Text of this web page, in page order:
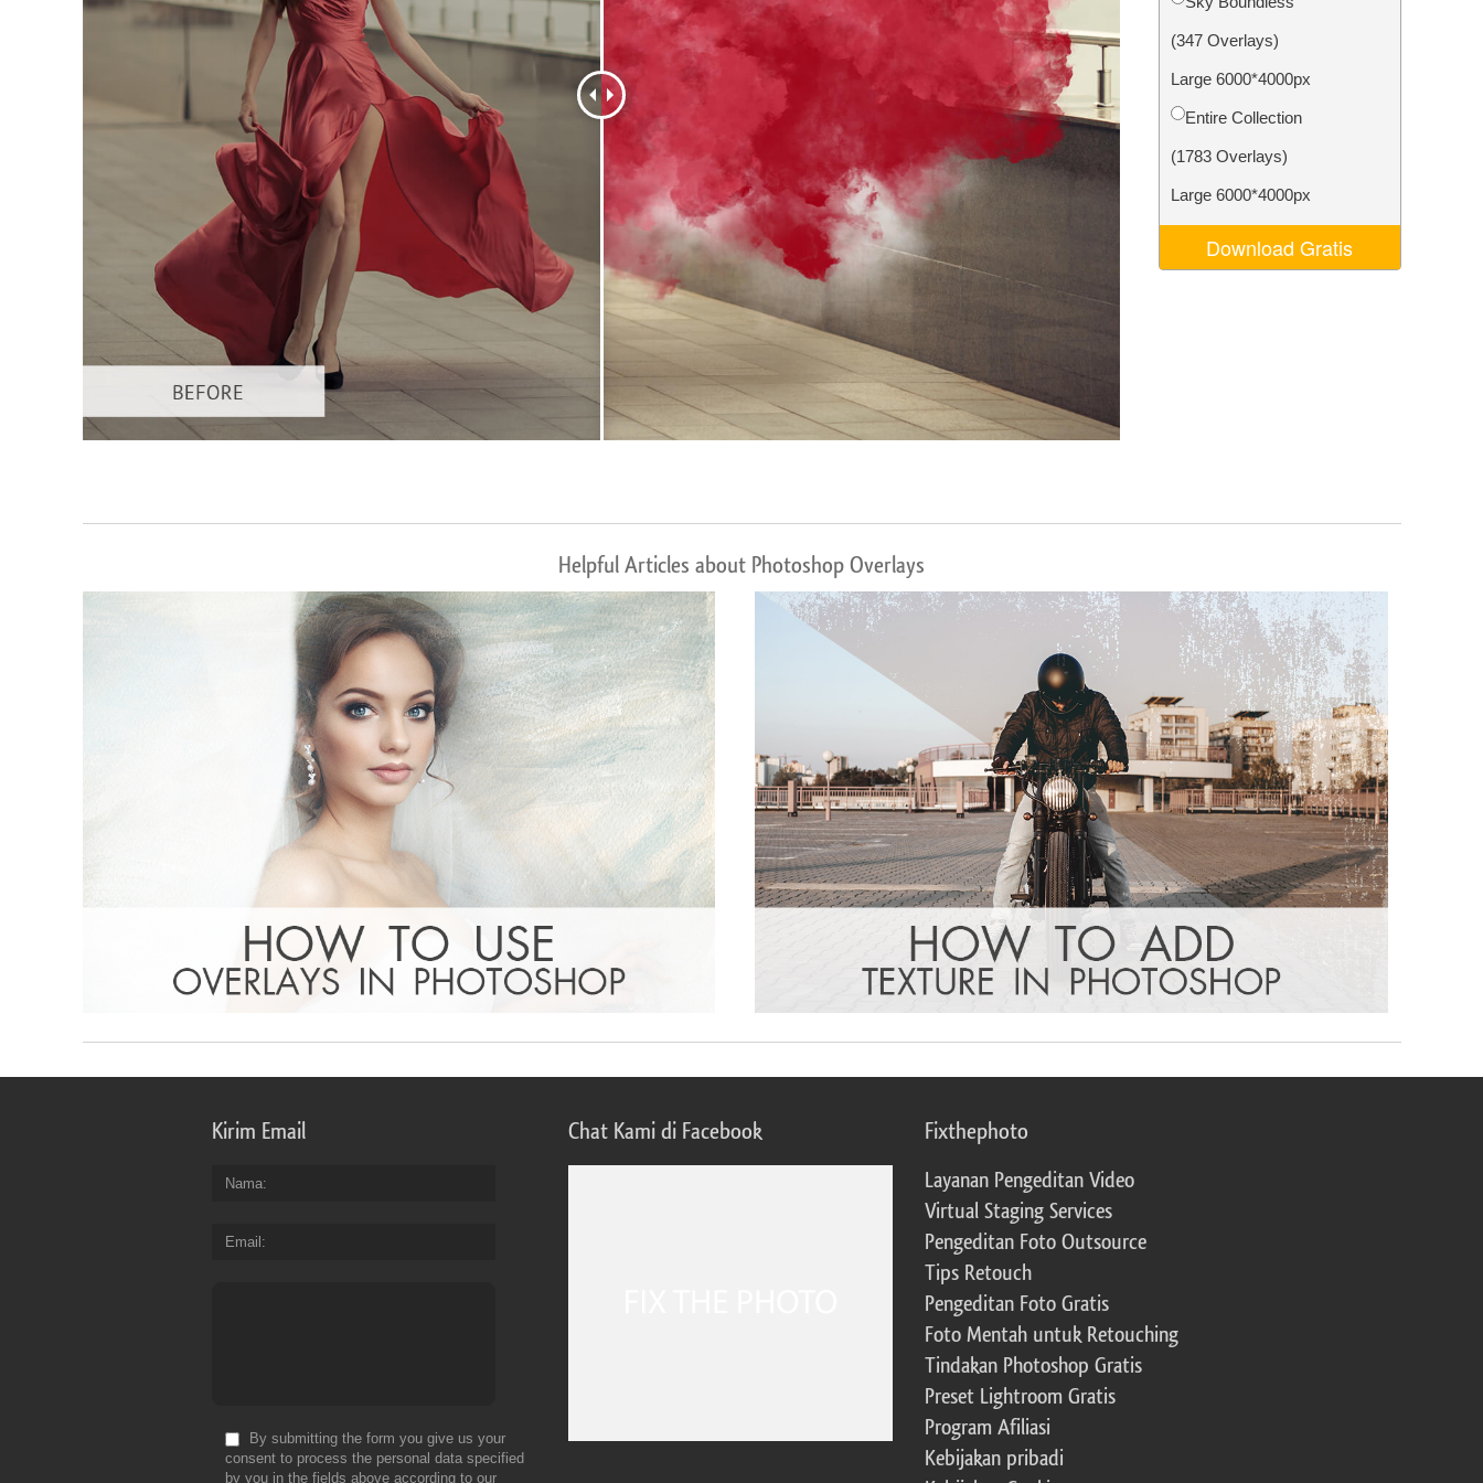
Layanan Perbaikan Produk Layanan Retouching Perhiasan Data Pelatihan AI
(347 Overlays)
Large 6000*4000px
Entire Collection
(1783 Overlays)
Large 6000*4000px
Download Gratis
Helpful Articles about Photoshop Overlays
Kirim Email
Nama
Email
By submitting the form you give us your
consent to process the personal data specified
by you in the fields above according to our
Chat Kami di Facebook Fixthephoto
Layanan Pengeditan Video
Virtual Staging Services
Pengeditan Foto Outsource
Tips Retouch
Pengeditan Foto Gratis
Foto Mentah untuk Retouching
Tindakan Photoshop Gratis
Preset Lightroom Gratis
Program Afiliasi
Kebijakan pribadi